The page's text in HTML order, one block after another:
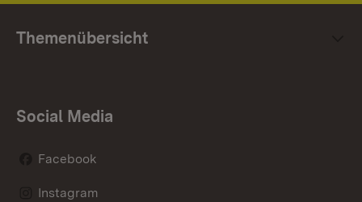
Themenübersicht
Social Media
Facebook
Instagram